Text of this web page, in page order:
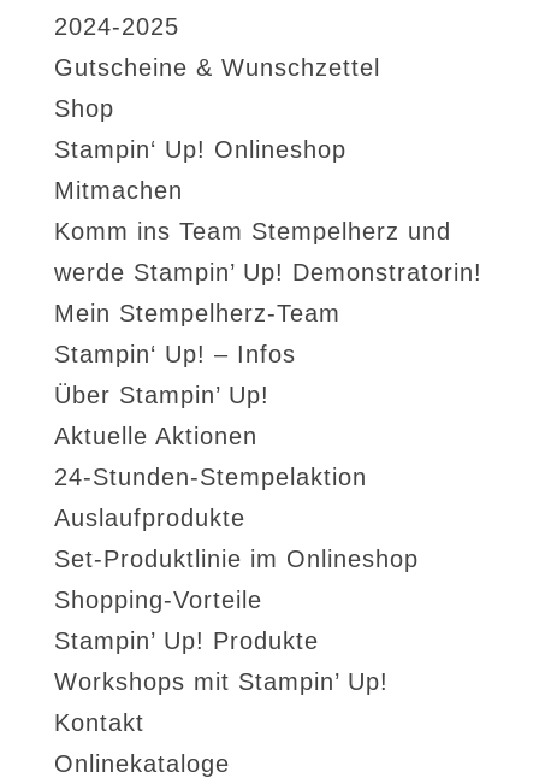
2024-2025
Gutscheine & Wunschzettel
Shop
Stampin‘ Up! Onlineshop
Mitmachen
Komm ins Team Stempelherz und
werde Stampin’ Up! Demonstratorin!
Mein Stempelherz-Team
Stampin‘ Up! – Infos
Über Stampin’ Up!
Aktuelle Aktionen
24-Stunden-Stempelaktion
Auslaufprodukte
Set-Produktlinie im Onlineshop
Shopping-Vorteile
Stampin’ Up! Produkte
Workshops mit Stampin’ Up!
Kontakt
Onlinekataloge